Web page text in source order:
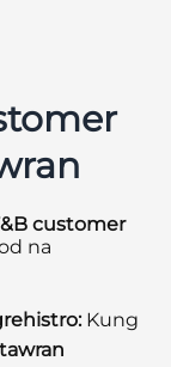
customer
na
Kung